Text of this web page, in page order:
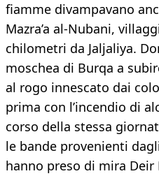
fiamme divampavano
Mazra’a al-Nubani,
chilometri da Jaljaliya.
moschea di Burqa a
al rogo innescato dai
prima con l’incendio di
corso della stessa
le bande provenienti
hanno preso di mira